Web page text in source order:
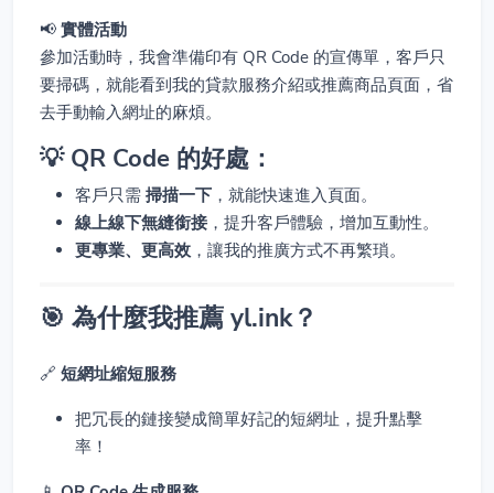
📢 實體活動
參加活動時，我會準備印有 QR Code 的宣傳單，客戶只
要掃碼，就能看到我的貸款服務介紹或推薦商品頁面，省
去手動輸入網址的麻煩。
💡 QR Code 的好處：
客戶只需 掃描一下 ，就能快速進入頁面。
線上線下無縫銜接 ，提升客戶體驗，增加互動性。
更專業、更高效 ，讓我的推廣方式不再繁瑣。
🎯 為什麼我推薦 yl.ink？
🔗 短網址縮短服務
把冗長的鏈接變成簡單好記的短網址，提升點擊
率！